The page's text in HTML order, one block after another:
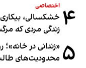
۴ اختصاصی
خشکسالی، بیکاری
زندگی مردی که
۵ «زندانی در
محدودیت‌های